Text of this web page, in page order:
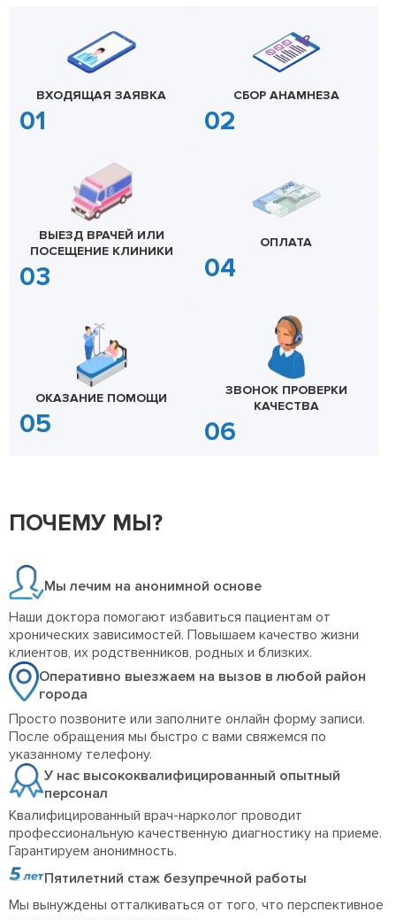
ВХОДЯЩАЯ ЗАЯВКА СБОР АНАМНЕЗА
ВЫЕЗД ВРАЧЕЙ ИЛИ
ПОСЕЩЕНИЕ КЛИНИКИ
ОПЛАТА
ОКАЗАНИЕ ПОМОЩИ
ЗВОНОК ПРОВЕРКИ
КАЧЕСТВА
ПОЧЕМУ МЫ?
Мы лечим на анонимной основе
Наши доктора помогают избавиться пациентам от
хронических зависимостей. Повышаем качество жизни
клиентов, их родственников, родных и близких.
Оперативно выезжаем на вызов в любой район
города
Просто позвоните или заполните онлайн форму записи.
После обращения мы быстро с вами свяжемся по
указанному телефону.
У нас высококвалифицированный опытный
персонал
Квалифицированный врач-нарколог проводит
профессиональную качественную диагностику на приеме.
Гарантируем анонимность.
Пятилетний стаж безупречной работы
Мы вынуждены отталкиваться от того, что перспективное